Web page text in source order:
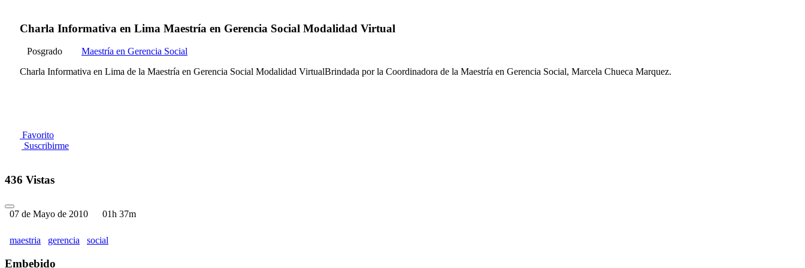
Charla Informativa en Lima Maestría en Gerencia Social Modalidad Virtual
Posgrado
Maestría en Gerencia Social
Charla Informativa en Lima de la Maestría en Gerencia Social Modalidad VirtualBrindada por la Coordinadora de la Maestría en Gerencia Social, Marcela Chueca Marquez.
Favorito
Suscribirme
436 Vistas
07 de Mayo de 2010 01h 37m
maestria gerencia social
Embebido